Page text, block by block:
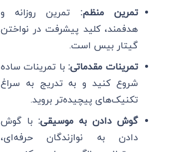
تمرین منظم: تمرین روزانه و
هدفمند، کلید پیشرفت در نواختن
گیتار بیس است.
تمرینات مقدماتی:با تمرینات ساده
شروع کنید و به تدریج به سراغ
تکنیک‌های پیچیده‌تر بروید.
گوش دادن به موسیقی: با گوش
دادن به نوازندگان حرفه‌ای،